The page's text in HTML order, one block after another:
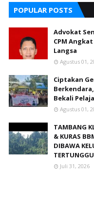
POPULAR POSTS
Advokat
CPM
Langsa
Agustus 01,
Ciptakan
Bekali
Agustus 01,
TAMBANG
& KURAS
DIBAWA
Juli 31, 2026